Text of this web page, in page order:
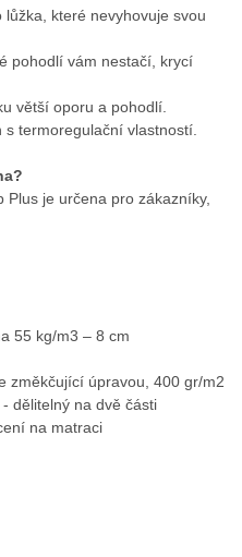
které nevyhovuje svou
pohodlí vám nestačí, krycí
větší oporu a pohodlí.
termoregulační vlastností.
je určena pro zákazníky,
55 kg/m3 – 8 cm
změkčující úpravou, 400 gr/m2
dělitelný na dvě části
na matraci